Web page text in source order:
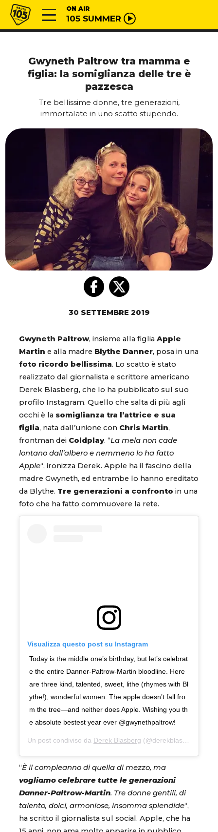
Vai al contenuto
Radio 105 ON AIR
105 SUMMER
Gwyneth Paltrow tra mamma e
figlia: la somiglianza delle tre è
pazzesca
Tre bellissime donne, tre generazioni,
immortalate in uno scatto stupendo.
30 SETTEMBRE 2019
Gwyneth Paltrow, insieme alla figlia Apple
Martin e alla madre Blythe Danner, posa in una
foto ricordo bellissima. Lo scatto è stato
realizzato dal giornalista e scrittore americano
Derek Blasberg, che lo ha pubblicato sul suo
profilo Instagram. Quello che salta di più agli
occhi è la somiglianza tra l’attrice e sua
figlia, nata dall’unione con Chris Martin,
frontman dei Coldplay. “La mela non cade
lontano dall’albero e nemmeno lo ha fatto
Apple“, ironizza Derek. Apple ha il fascino della
madre Gwyneth, ed entrambe lo hanno ereditato
da Blythe. Tre generazioni a confronto in una
foto che ha fatto commuovere la rete.
Visualizza questo post su Instagram
Today is the middle one’s birthday, but let’s celebrat
e the entire Danner-Paltrow-Martin bloodline. Here
are three kind, talented, sweet, lithe (rhymes with Bl
ythe!), wonderful women. The apple doesn’t fall fro
m the tree—and neither does Apple. Wishing you th
e absolute bestest year ever @gwynethpaltrow!
Un post condiviso da Derek Blasberg (@derekblasberg) in data:
“È il compleanno di quella di mezzo, ma
vogliamo celebrare tutte le generazioni
Danner-Paltrow-Martin. Tre donne gentili, di
talento, dolci, armoniose, insomma splendide“,
ha scritto il giornalista sul social. Apple, che ha